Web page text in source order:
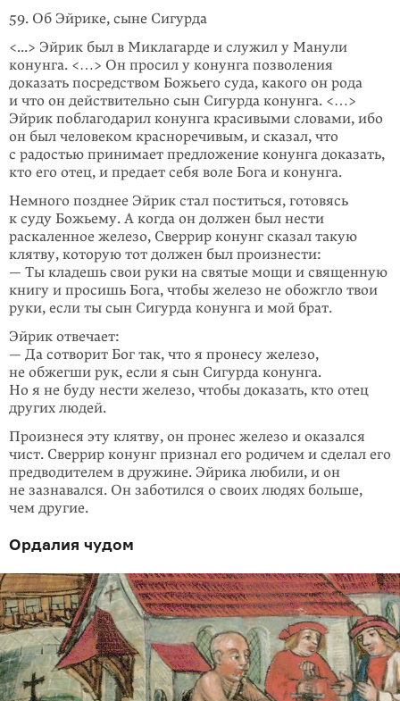
59. Об Эйрике, сыне Сигурда
<...> Эйрик был в Миклагарде и служил у Манули
конунга. <…> Он просил у конунга позволения
доказать посредством Божьего суда, какого он рода
и что он действительно сын Сигурда конунга. <…>
Эйрик поблагодарил конунга красивыми словами, ибо
он был человеком красноречивым, и сказал, что
с радостью принимает предложение конунга доказать,
кто его отец, и предает себя воле Бога и конунга.
Немного позднее Эйрик стал поститься, готовясь
к суду Божьему. А когда он должен был нести
раскаленное железо, Сверрир конунг сказал такую
клятву, которую тот должен был произнести:
— Ты кладешь свои руки на святые мощи и священную
книгу и просишь Бога, чтобы железо не обожгло твои
руки, если ты сын Сигурда конунга и мой брат.
Эйрик отвечает:
— Да сотворит Бог так, что я пронесу железо,
не обжегши рук, если я сын Сигурда конунга.
Но я не буду нести железо, чтобы доказать, кто отец
других людей.
Произнеся эту клятву, он пронес железо и оказался
чист. Сверрир конунг признал его родичем и сделал его
предводителем в дружине. Эйрика любили, и он
не зазнавался. Он заботился о своих людях больше,
чем другие.
Ордалия чудом